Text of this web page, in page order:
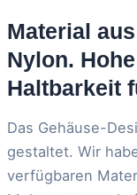
Material
Nylon.
Haltbarkeit
Das Gehäuse-
gestaltet. Wir
verfügbaren